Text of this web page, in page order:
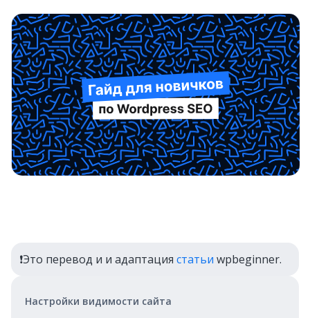
❗️Это перевод и и адаптация статьи wpbeginner.
Настройки видимости сайта